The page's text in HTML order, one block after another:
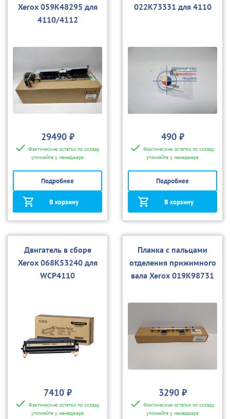
Xerox 059K48295 для
4110/4112
29490 ₽
Фактические остатки по складу
уточняйте у менеджера
Подробнее
В корзину
022K73331 для 4110
490 ₽
Фактические остатки по складу
уточняйте у менеджера
Подробнее
В корзину
Двигатель в сборе
Xerox 068K53240 для
WCP4110
7410 ₽
Фактические остатки по складу
уточняйте у менеджера
Планка с пальцами
отделения прижимного
вала Xerox 019K98731
3290 ₽
Фактические остатки по складу
уточняйте у менеджера